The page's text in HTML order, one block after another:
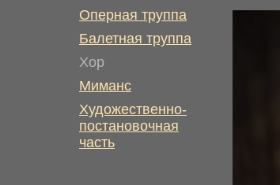
Оперная труппа
Балетная труппа
Хор
Миманс
Художественно-
постановочная
часть